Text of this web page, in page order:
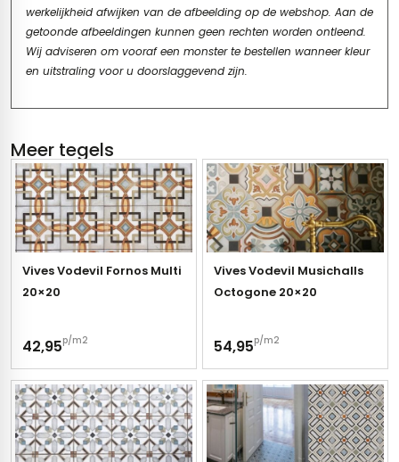
werkelijkheid afwijken van de afbeelding op de webshop. Aan de
getoonde afbeeldingen kunnen geen rechten worden ontleend.
Wij adviseren om vooraf een monster te bestellen wanneer kleur
en uitstraling voor u doorslaggevend zijn.
Meer tegels
Vives Vodevil Fornos Multi
20×20
42,95p/m2
Vives Vodevil Musichalls
Octogone 20×20
54,95p/m2